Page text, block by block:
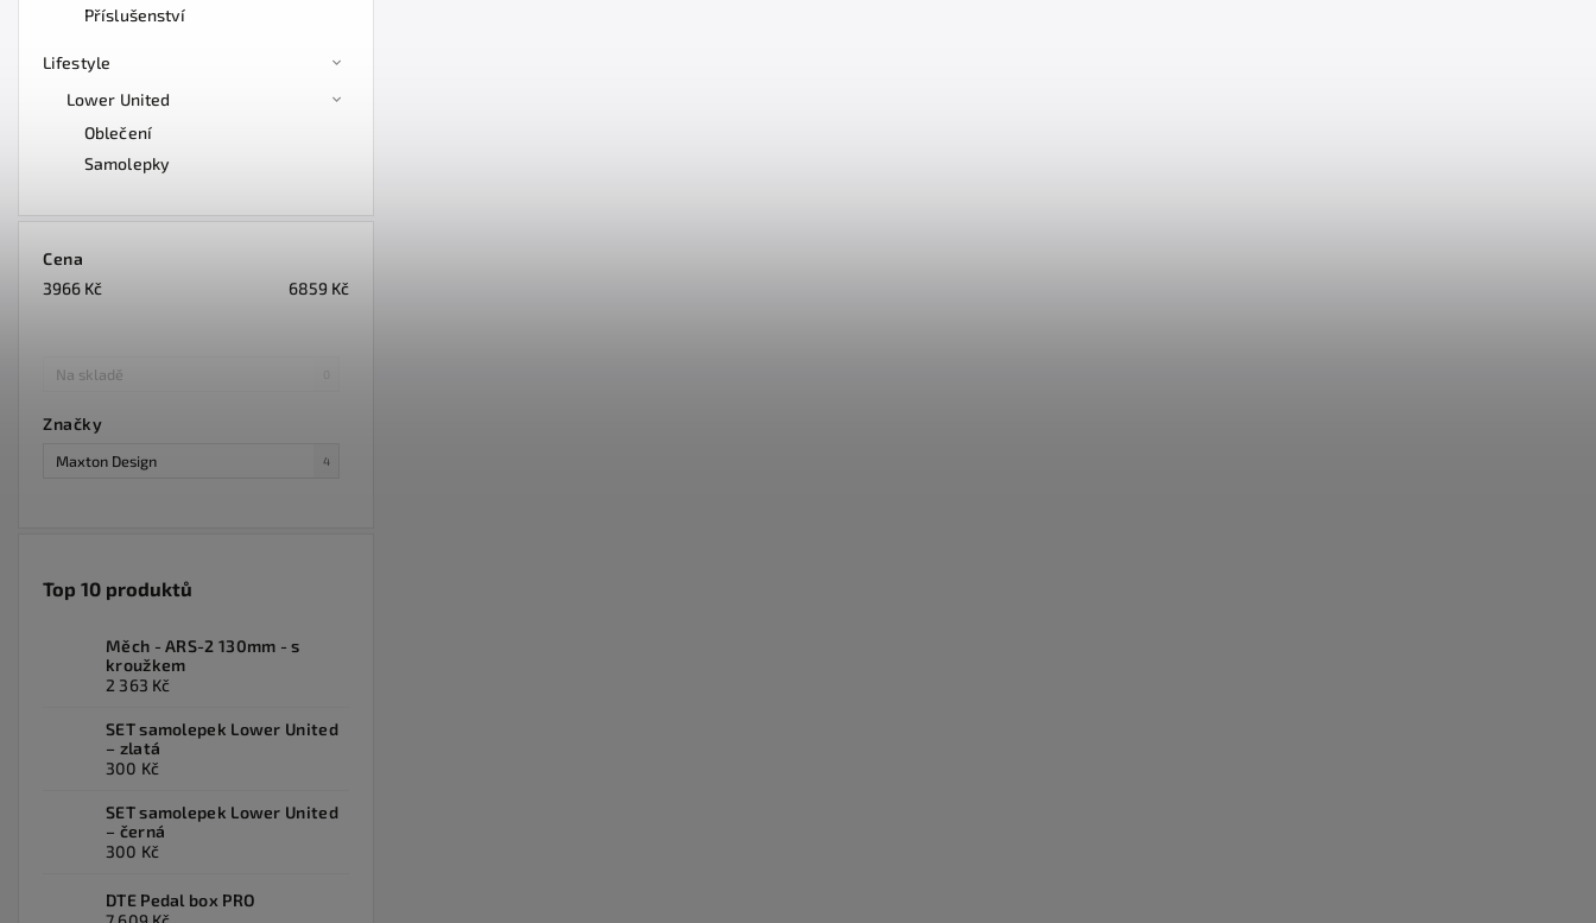
Příslušenství
Lifestyle
Lower United
Oblečení
Samolepky
Cena
3966 Kč 6859 Kč
Na skladě
Značky
Maxton Design 4
Top 10 produktů
Měch - ARS-2 130mm - s
kroužkem
2 363 Kč
SET samolepek Lower United
– zlatá
300 Kč
SET samolepek Lower United
– černá
300 Kč
DTE Pedal box PRO